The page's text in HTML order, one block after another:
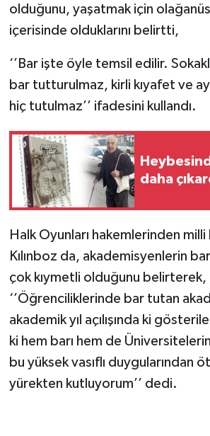
olduğunu, yaşatmak için
içerisinde olduklarını belirtti,
‘’Bar işte öyle temsil edilir.
bar tutturulmaz, kirli kıyafet ve
hiç tutulmaz’’ ifadesini kullandı.
daha
Halk Oyunları hakemlerinden milli
Kılınboz da, akademisyenlerin
çok kıymetli olduğunu belirterek,
‘’Öğrenciliklerinde bar tutan
akademik yıl açılışında ki
ki hem barı hem de
bu yüksek vasıflı duygularından
yürekten kutluyorum’’ dedi.